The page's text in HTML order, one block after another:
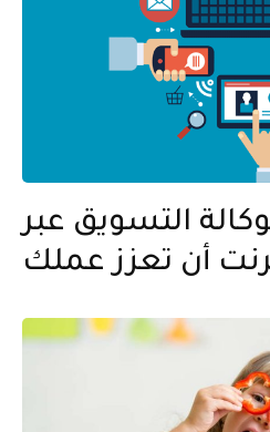
التسويق عبر
أن تعزز عملك